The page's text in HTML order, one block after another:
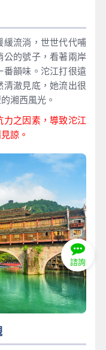
緩流淌，世世代代哺
公的號子，看著兩岸
韻味。沱江打很遠
澈見底，她流出很
湘西風光。
之因素，導致沱江
諒。
諮詢